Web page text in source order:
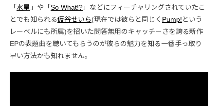
「 水星 」や「 So What!? 」などにフィーチャリングされていたこ
とでも知られる仮谷せいら(現在では彼らと同じく Pump! という
レーベルにも所属)を招いた問答無用のキャッチーさを誇る新作
EPの表題曲を聴いてもらうのが彼らの魅力を知る一番手っ取り
早い方法かも知れません。